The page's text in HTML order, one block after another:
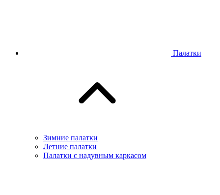
Палатки
Зимние палатки
Летние палатки
Палатки с надувным каркасом